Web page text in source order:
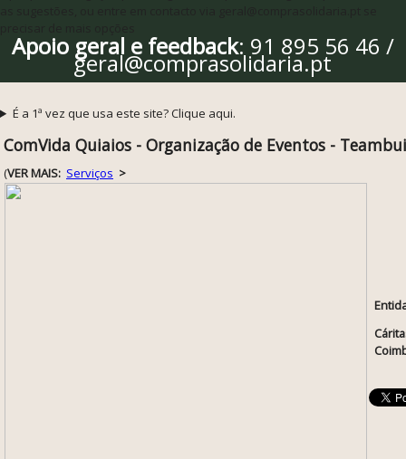
Apoio geral e feedback: 91 895 56 46 /
geral@comprasolidaria.pt
É a 1ª vez que usa este site? Clique aqui.
ComVida Quiaios - Organização de Eventos -
(VER MAIS: Serviços >